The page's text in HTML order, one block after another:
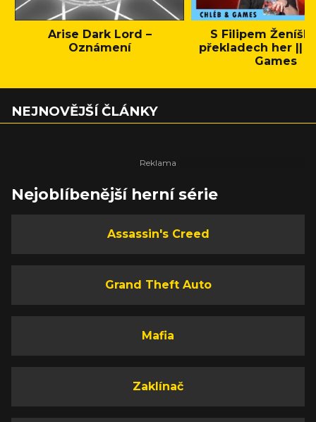
Arise Dark Lord –
Oznámení
S Filipem
překladech her ||
Games
NEJNOVĚJŠÍ ČLÁNKY
Nejoblíbenější herní série
Assassin's Creed
Grand Theft Auto
Mafia
Zaklínač